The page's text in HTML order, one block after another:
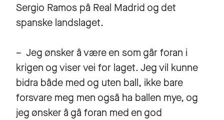
Sergio Ramos på Real Madrid og det
spanske landslaget.
– Jeg ønsker å være en som går foran i
krigen og viser vei for laget. Jeg vil kunne
bidra både med og uten ball, ikke bare
forsvare meg men også ha ballen mye, og
jeg ønsker å gå foran med en god